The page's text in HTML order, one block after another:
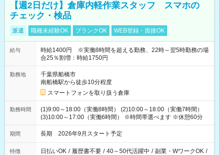
【週2日だけ】倉庫内軽作業スタッフ スマホの
チェック・検品
派遣 職種未経験OK ブランクOK WEB登録・面接OK
給与
時給1400円 ※実働8時間を超える勤務、22時～翌5時勤務の場
合25％割増：時給1750円
勤務地
千葉県船橋市
南船橋駅から徒歩10分程度
スマートフォンを取り扱う倉庫
勤務時間
(1)9:00～18:00（実働8時間） (2)10:00～18:00（実働7時間）
(3)10:00～17:00（実働6時間） ※時間帯選べます ※休憩60分
期間 長期 2026年9月スタート予定
特徴 日払いOK / 履歴書不要 / 40～50代活躍中 / 副業・WワークOK /